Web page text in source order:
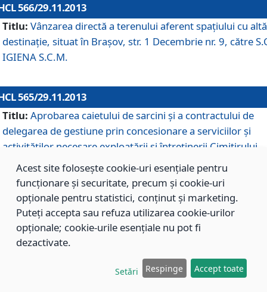
566/29.11.2013
Titlu: Vânzarea directă a terenului aferent spaţiului cu altă
destinaţie, situat în Braşov, str. 1 Decembrie nr. 9, către
IGIENA S.C.M.
565/29.11.2013
Titlu: Aprobarea caietului de sarcini şi a contractului de
delegarea de gestiune prin concesionare a serviciilor şi
activităţilor necesare exploatării şi întreţinerii Cimitirului
Municipal Braşov situat în str. Dimitrie Anghel nr. 19.
564/29.11.2013
Titlu: Completarea şi modificarea H.C.L. nr. 446/2013,
care s-a aprobat studiul de fundamentare pentru
Acest site folosește cookie-uri esențiale pentru
funcționare și securitate, precum și cookie-uri
opționale pentru statistici, conținut și marketing.
Puteți accepta sau refuza utilizarea cookie-urilor
opționale; cookie-urile esențiale nu pot fi
dezactivate.
Setări Respinge Accept toate